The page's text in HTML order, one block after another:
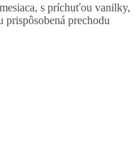
s príchuťou vanilky,
prispôsobená prechodu